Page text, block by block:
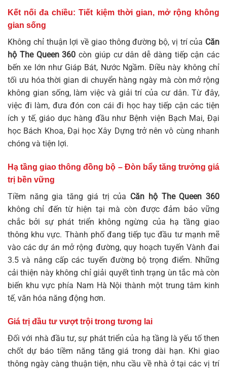
Kết nối đa chiều: Tiết kiệm thời gian, mở rộng không
gian sống
Không chỉ thuận lợi về giao thông đường bộ, vị trí của Căn
hộ The Queen 360 còn giúp cư dân dễ dàng tiếp cận các
bến xe lớn như Giáp Bát, Nước Ngầm. Điều này không chỉ
tối ưu hóa thời gian di chuyển hàng ngày mà còn mở rộng
không gian sống, làm việc và giải trí của cư dân. Từ đây,
việc đi làm, đưa đón con cái đi học hay tiếp cận các tiện
ích y tế, giáo dục hàng đầu như Bệnh viện Bạch Mai, Đại
học Bách Khoa, Đại học Xây Dựng trở nên vô cùng nhanh
chóng và tiện lợi.
Hạ tầng giao thông đồng bộ – Đòn bẩy tăng trưởng giá
trị bền vững
Tiềm năng gia tăng giá trị của Căn hộ The Queen 360
không chỉ đến từ hiện tại mà còn được đảm bảo vững
chắc bởi sự phát triển không ngừng của hạ tầng giao
thông khu vực. Thành phố đang tiếp tục đầu tư mạnh mẽ
vào các dự án mở rộng đường, quy hoạch tuyến Vành đai
3.5 và nâng cấp các tuyến đường bộ trọng điểm. Những
cải thiện này không chỉ giải quyết tình trạng ùn tắc mà còn
biến khu vực phía Nam Hà Nội thành một trung tâm kinh
tế, văn hóa năng động hơn.
Giá trị đầu tư vượt trội trong tương lai
Đối với nhà đầu tư, sự phát triển của hạ tầng là yếu tố then
chốt dự báo tiềm năng tăng giá trong dài hạn. Khi giao
thông ngày càng thuận tiện, nhu cầu về nhà ở tại các vị trí